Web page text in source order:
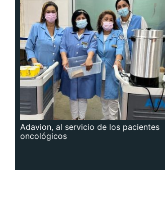
Adavion, al servicio de los pacientes
oncológicos